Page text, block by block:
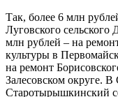
Так, более 6 млн
Луговского
млн рублей – на
культуры в
на ремонт
Залесовском округе.
Старотырышкинский